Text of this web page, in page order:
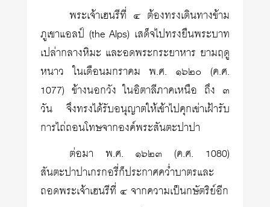
พระเจ้าเฮนรีที่ ๔ ต้องทรงเดินทางข้าม
ภูเขาแอลป์ (the Alps) เสด็จไปทรงยืนพระบาท
เปล่ากลางหิมะ และอดพระกระยาหาร ยามฤดู
หนาว ในเดือนมกราคม พ.ศ. ๑๖๒๐ (ค.ศ.
1077) ข้างนอกวัง ในอิตาลีภาคเหนือ ถึง ๓
วัน จึงทรงได้รับอนุญาตให้เข้าไปคุกเข่าเฝ้ารับ
การไถ่ถอนโทษจากองค์พระสันตะปาปา
ต่อมา พ.ศ. ๑๖๒๓ (ค.ศ. 1080)
สันตะปาปาเกรกอรี่ก็ประกาศคว่ำบาตรและ
ถอดพระเจ้าเฮนรีที่ ๔ จากความเป็นกษัตริย์อีก